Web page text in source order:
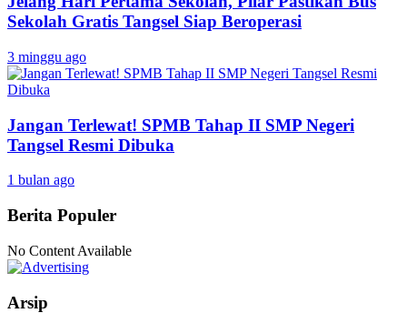
Sekolah Gratis Tangsel Siap Beroperasi
3 minggu ago
Jangan Terlewat! SPMB Tahap II SMP Negeri
Tangsel Resmi Dibuka
1 bulan ago
Berita Populer
No Content Available
Arsip